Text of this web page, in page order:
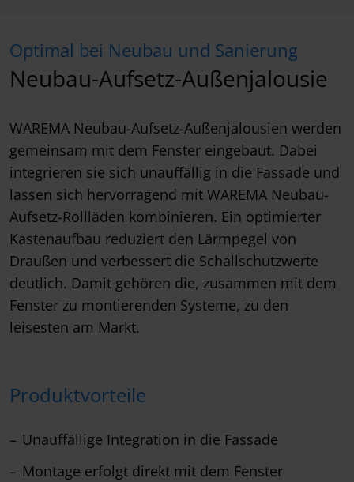
Optimal bei Neubau und Sanierung
Neubau-Aufsetz-Außenjalousie
WAREMA Neubau-Aufsetz-Außenjalousien werden
gemeinsam mit dem Fenster eingebaut. Dabei
integrieren sie sich unauffällig in die Fassade und
lassen sich hervorragend mit WAREMA Neubau-
Aufsetz-Rollläden kombinieren. Ein optimierter
Kastenaufbau reduziert den Lärmpegel von
Draußen und verbessert die Schallschutzwerte
deutlich. Damit gehören die, zusammen mit dem
Fenster zu montierenden Systeme, zu den
leisesten am Markt.
Produktvorteile
Unauffällige Integration in die Fassade
Montage erfolgt direkt mit dem Fenster